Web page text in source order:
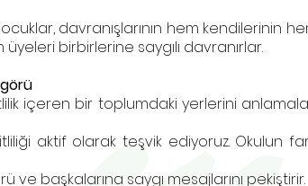
davranışlarının hem kendilerinin
birbirlerine saygılı davranırlar.
içeren bir toplumdaki yerlerini
aktif olarak teşvik ediyoruz. Okulun
ve başkalarına saygı mesajlarını pekiştirir.